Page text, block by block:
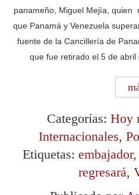
panameño, Miguel Mejía,
que Panamá y Venezuela
fuente de la Cancillería de
que fue retirado el 5 de
Categorías: Hoy
Internacionales,
Etiquetas: embajador,
regresará,